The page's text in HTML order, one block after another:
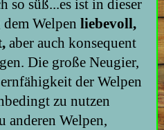
so süß...es ist in dieser
Welpenliebevoll,
aber auch konsequent
Die große Neugier,
der Welpen
zu nutzen
anderen Welpen,